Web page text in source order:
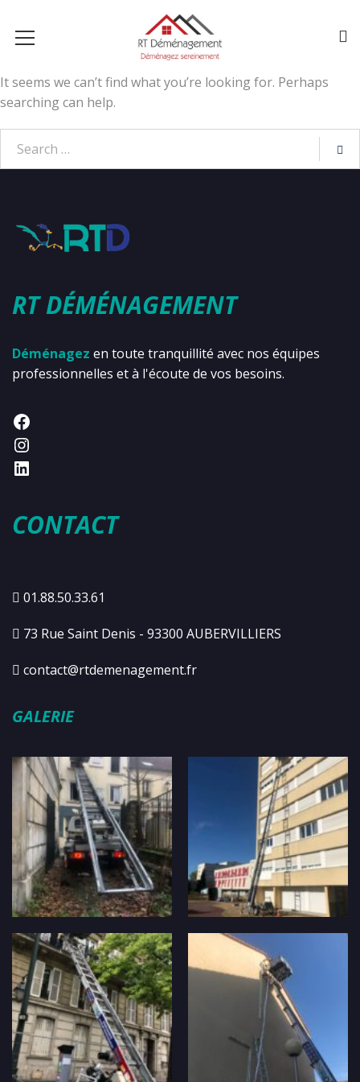
It seems we can’t find what you’re looking for. Perhaps
searching can help.
RT DÉMÉNAGEMENT
Déménagez en toute tranquillité avec nos équipes
professionnelles et à l'écoute de vos besoins.
CONTACT
01.88.50.33.61
73 Rue Saint Denis - 93300 AUBERVILLIERS
contact@rtdemenagement.fr
GALERIE